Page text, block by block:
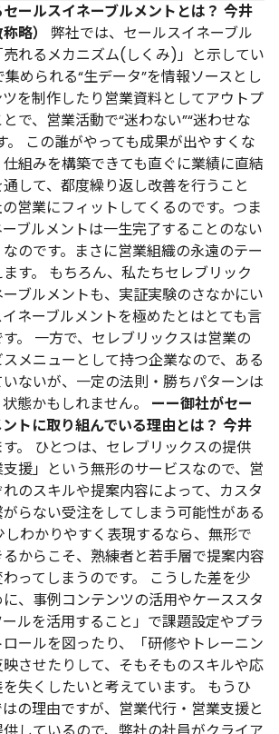
ールスイネーブルメントとは？ 今井
略）
弊社では、セールスイネーブル
れるメカニズム(しくみ)」と示してい
められる“生データ”を情報ソースとし
を制作したり営業資料としてアウトプ
で、営業活動で“迷わない”“迷わせな
この誰がやっても成果が出やすくな
組みを構築できても直ぐに業績に直結
して、都度繰り返し改善を行うこと
営業にフィットしてくるのです。つま
ブルメントは一生完了することのない
なのです。まさに営業組織の永遠のテー
す。
もちろん、私たちセレブリック
ブルメントも、実証実験のさなかにい
ネーブルメントを極めたとはとても言
。
一方で、セレブリックスは営業の
メニューとして持つ企業なので、ある
ないが、一定の法則・勝ちパターンは
態かもしれません。
ーー御社がセー
トに取り組んでいる理由とは？ 今井
。
ひとつは、セレブリックスの提供
援」という無形のサービスなので、営
のスキルや提案内容によって、カスタ
らない受注をしてしまう可能性がある
しわかりやすく表現するなら、無形で
からこそ、熟練者と若手層で提案内容
ってしまうのです。
こうした差を少
、事例コンテンツの活用やケーススタ
ルを活用すること」で課題設定やプラ
ールを図ったり、「研修やトレーニン
させたりして、そもそものスキルや応
失くしたいと考えています。
もうひ
の理由ですが、営業代行・営業支援と